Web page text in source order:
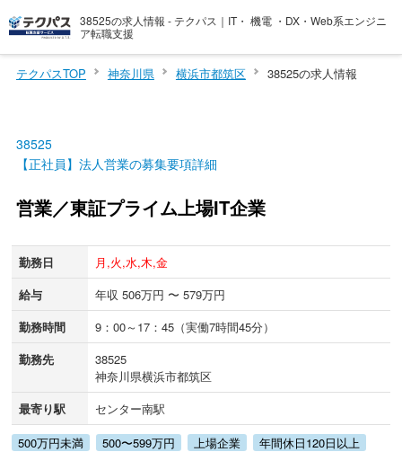
38525の求人情報 - テクパス｜IT・ 機電 ・DX・Web系エンジニ
ア転職支援
テクパスTOP 神奈川県 横浜市都筑区 38525の求人情報
38525
【正社員】法人営業の募集要項詳細
営業／東証プライム上場IT企業
勤務日
月,火,水,木,金
給与
年収 506万円 〜 579万円
勤務時間
9：00～17：45（実働7時間45分）
勤務先
38525
神奈川県横浜市都筑区
最寄り駅
センター南駅
500万円未満
500〜599万円 上場企業
年間休日120日以上